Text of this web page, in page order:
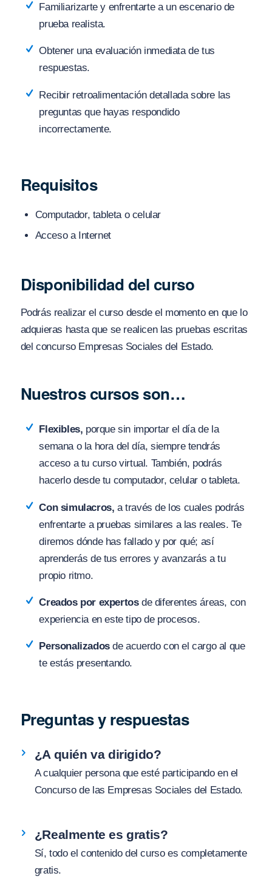
Familiarizarte y enfrentarte a un escenario de
prueba realista.
Obtener una evaluación inmediata de tus
respuestas.
Recibir retroalimentación detallada sobre las
preguntas que hayas respondido
incorrectamente.
Requisitos
Computador, tableta o celular
Acceso a Internet
Disponibilidad del curso
Podrás realizar el curso desde el momento en que lo
adquieras hasta que se realicen las pruebas escritas
del concurso Empresas Sociales del Estado.
Nuestros cursos son…
Flexibles, porque sin importar el día de la
semana o la hora del día, siempre tendrás
acceso a tu curso virtual. También, podrás
hacerlo desde tu computador, celular o tableta.
Con simulacros, a través de los cuales podrás
enfrentarte a pruebas similares a las reales. Te
diremos dónde has fallado y por qué; así
aprenderás de tus errores y avanzarás a tu
propio ritmo.
Creados por expertosde diferentes áreas, con
experiencia en este tipo de procesos.
Personalizadosde acuerdo con el cargo al que
te estás presentando.
Preguntas y respuestas
¿A quién va dirigido?
A cualquier persona que esté participando en el
Concurso de las Empresas Sociales del Estado.
¿Realmente es gratis?
Sí, todo el contenido del curso es completamente
gratis.